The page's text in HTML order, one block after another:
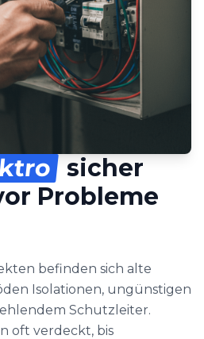
sicher
Probleme
befinden sich alte
Isolationen, ungünstigen
Schutzleiter.
oft verdeckt, bis